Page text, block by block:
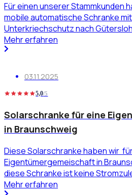
Für einen unserer Stammkunden
mobile automatische Schranke
Unterkriechschutz nach
Mehr erfahren
03.11.2025
5,0/5
Solarschranke für eine
in Braunschweig
Diese Solarschranke haben wir
Eigentümergemeischaft in
diese Schranke ist keine
Mehr erfahren